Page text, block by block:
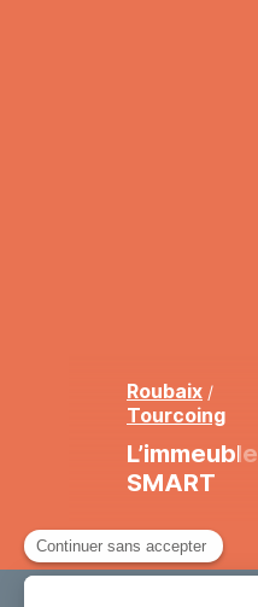
Roubaix /
Tourcoing
L’immeuble
SMART